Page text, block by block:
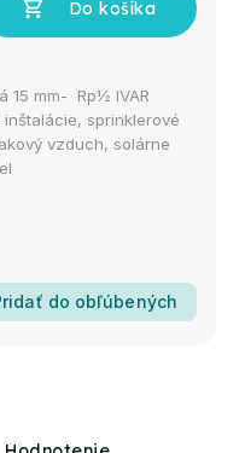
15 mm- Rp½ IVAR
sprinklerové
vzduch, solárne
do obľúbených